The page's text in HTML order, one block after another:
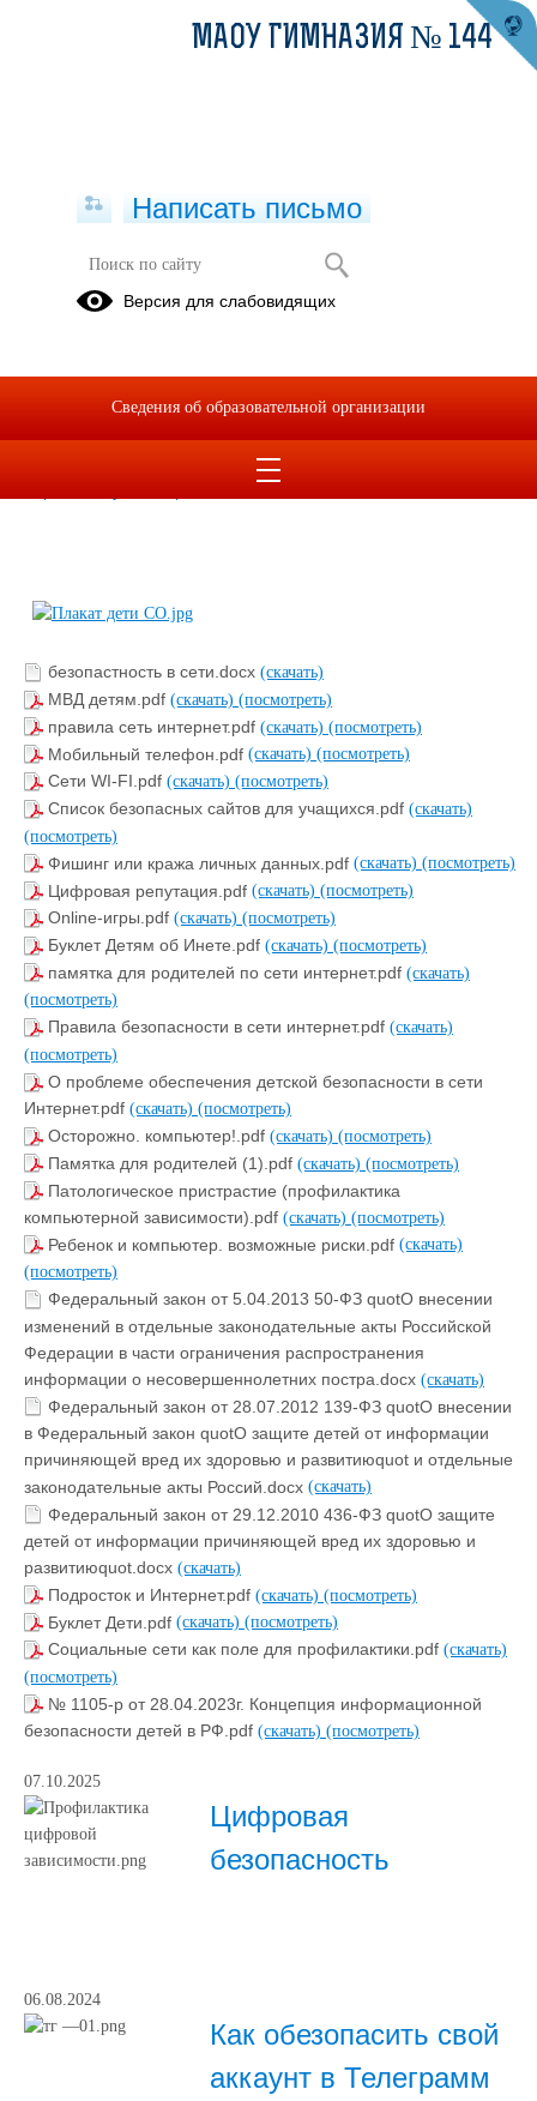
Информационная безопасность
Сайты, посвященные
безопасности детей в Интернете:
безопастность в сети.docx (скачать)
МВД детям.pdf (скачать) (посмотреть)
правила сеть интернет.pdf (скачать) (посмотреть)
Мобильный телефон.pdf (скачать) (посмотреть)
Сети WI-FI.pdf (скачать) (посмотреть)
Список безопасных сайтов для учащихся.pdf (скачать)
(посмотреть)
Фишинг или кража личных данных.pdf (скачать) (посмотреть)
Цифровая репутация.pdf (скачать) (посмотреть)
Online-игры.pdf (скачать) (посмотреть)
Буклет Детям об Инете.pdf (скачать) (посмотреть)
памятка для родителей по сети интернет.pdf (скачать)
(посмотреть)
Правила безопасности в сети интернет.pdf (скачать)
(посмотреть)
О проблеме обеспечения детской безопасности в сети
Интернет.pdf (скачать) (посмотреть)
Осторожно. компьютер!.pdf (скачать) (посмотреть)
Памятка для родителей (1).pdf (скачать) (посмотреть)
Патологическое пристрастие (профилактика
компьютерной зависимости).pdf (скачать) (посмотреть)
Ребенок и компьютер. возможные риски.pdf (скачать)
(посмотреть)
Федеральный закон от 5.04.2013 50-ФЗ quotО внесении
изменений в отдельные законодательные акты Российской
Федерации в части ограничения распространения
информации о несовершеннолетних постра.docx (скачать)
Федеральный закон от 28.07.2012 139-ФЗ quotО внесении
в Федеральный закон quotО защите детей от информации
причиняющей вред их здоровью и развитиюquot и отдельные
законодательные акты Россий.docx (скачать)
Федеральный закон от 29.12.2010 436-ФЗ quotО защите
детей от информации причиняющей вред их здоровью и
развитиюquot.docx (скачать)
Подросток и Интернет.pdf (скачать) (посмотреть)
Буклет Дети.pdf (скачать) (посмотреть)
Социальные сети как поле для профилактики.pdf (скачать)
(посмотреть)
№ 1105-p от 28.04.2023г. Концепция информационной
безопасности детей в РФ.pdf (скачать) (посмотреть)
07.10.2025
Цифровая
безопасность
06.08.2024
Как обезопасить свой
аккаунт в Телеграмм
МАОУ ГИМНАЗИЯ № 144
Написать письмо
Версия для слабовидящих
Сведения об образовательной организации